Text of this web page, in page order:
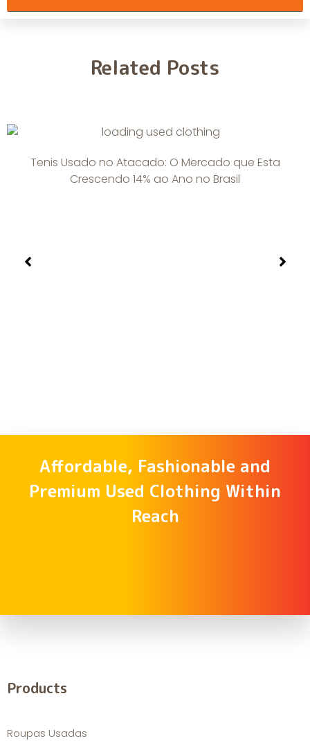
Related Posts
Tenis Usado no Atacado: O Mercado que Esta
Crescendo 14% ao Ano no Brasil
Affordable, Fashionable and
Premium Used Clothing Within
Reach
Products
Roupas Usadas